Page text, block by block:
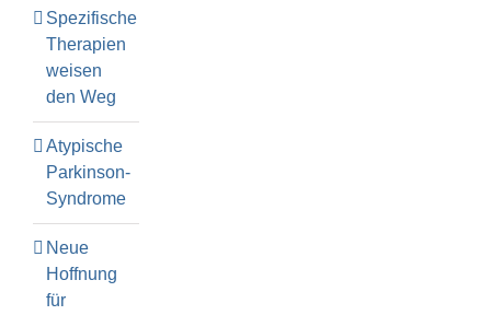
Spezifische
Therapien
weisen
den Weg
Atypische
Parkinson-
Syndrome
Neue
Hoffnung
für